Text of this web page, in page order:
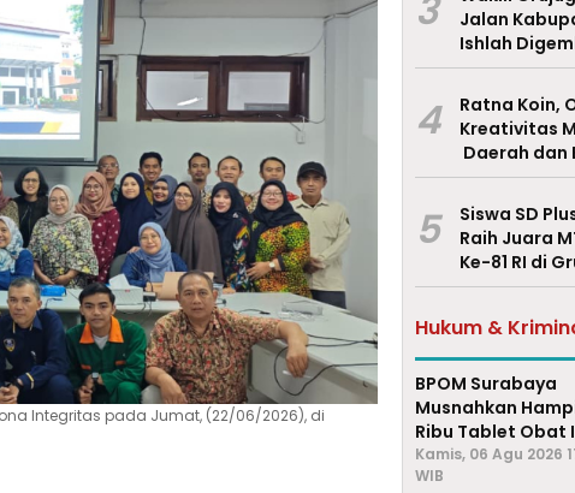
Integritas pada Jumat, (22/06/2026), di
Jalan
Ishlah
4
Ratna Koin,
Kreativitas
Daerah dan
Ekraf
5
Siswa SD
Raih Juara
Ke-81 RI di
Hukum &
BPOM Surabaya
Musnahkan
Ribu Tablet Obat
Cegah
di Kalangan Pelajar
Kamis, 06 Agu 2026
WIB